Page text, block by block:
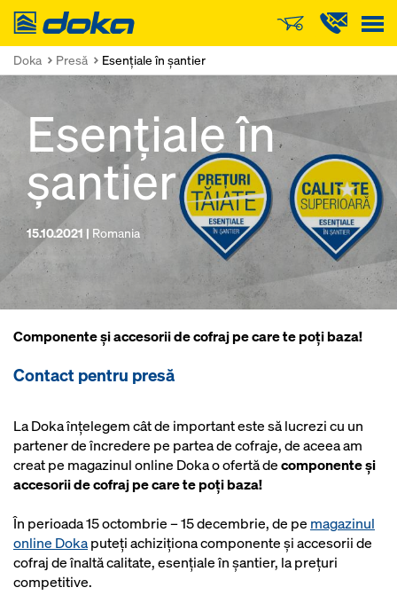
Doka
Doka Presă Esențiale în șantier
Esențiale în
șantier
15.10.2021 | Romania
Componente și accesorii de cofraj pe care te poți baza!
Contact pentru presă
La Doka înțelegem cât de important este să lucrezi cu un
partener de încredere pe partea de cofraje, de aceea am
creat pe magazinul online Doka o ofertă decomponente și
accesorii de cofraj pe care te poți baza!
În perioada 15 octombrie – 15 decembrie, de pe magazinul
online Dokaputeți achiziționa componente și accesorii de
cofraj de înaltă calitate, esențiale în șantier, la prețuri
competitive.